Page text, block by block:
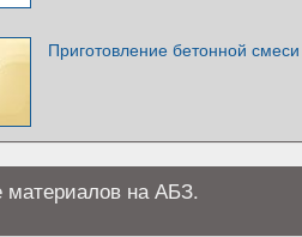
Приготовление бетонной смеси
материалов на АБЗ.